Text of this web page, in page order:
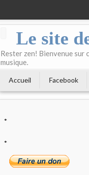
Le site
Rester zen! Bienvenue sur
musique.
Accueil Facebook
*
*